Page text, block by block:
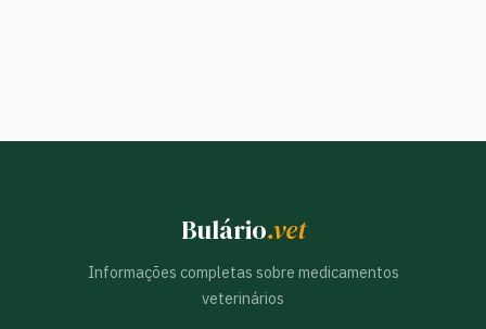
Bulário.vet
Informações completas sobre medicamentos
veterinários